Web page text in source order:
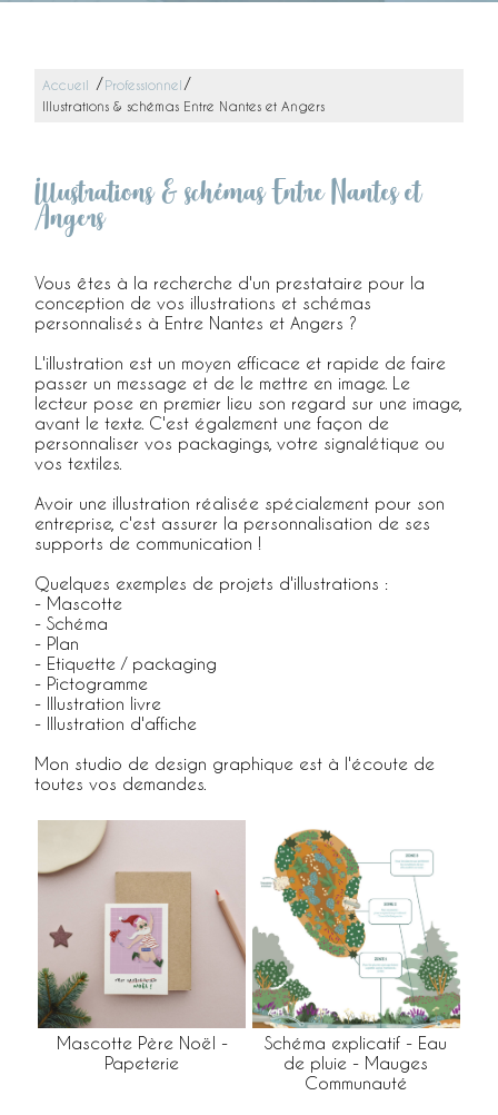
Accueil / Professionnel /
Illustrations & schémas Entre Nantes et Angers
Illustrations & schémas Entre Nantes et
Angers
Vous êtes à la recherche d'un prestataire pour la
conception de vos illustrations et schémas
personnalisés à Entre Nantes et Angers ?
L'illustration est un moyen efficace et rapide de faire
passer un message et de le mettre en image. Le
lecteur pose en premier lieu son regard sur une image,
avant le texte. C'est également une façon de
personnaliser vos packagings, votre signalétique ou
vos textiles.
Avoir une illustration réalisée spécialement pour son
entreprise, c'est assurer la personnalisation de ses
supports de communication !
Quelques exemples de projets d'illustrations :
- Mascotte
- Schéma
- Plan
- Etiquette / packaging
- Pictogramme
- Illustration livre
- Illustration d'affiche
Mon studio de design graphique est à l'écoute de
toutes vos demandes.
Mascotte Père Noël -
Papeterie
Schéma explicatif - Eau
de pluie - Mauges
Communauté